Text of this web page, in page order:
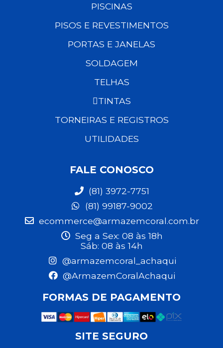
PISCINAS
PISOS E REVESTIMENTOS
PORTAS E JANELAS
SOLDAGEM
TELHAS
TINTAS
TORNEIRAS E REGISTROS
UTILIDADES
FALE CONOSCO
(81) 3972-7751
(81) 99187-9002
ecommerce@armazemcoral.com.br
Seg a Sex: 08 às 18h
Sáb: 08 às 14h
@armazemcoral_achaqui
@ArmazemCoralAchaqui
FORMAS DE PAGAMENTO
SITE SEGURO